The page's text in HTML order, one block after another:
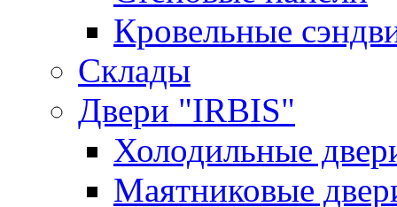
Кровельные
Склады
Двери "IRBIS"
Холодильные
Маятниковые